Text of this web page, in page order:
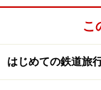
こ
はじめての鉄道旅